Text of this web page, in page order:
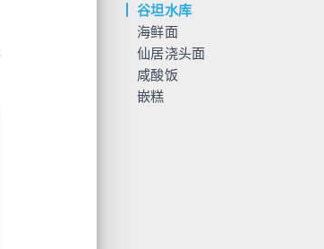
谷坦水库
海鲜面
仙居浇头面
咸酸饭
嵌糕